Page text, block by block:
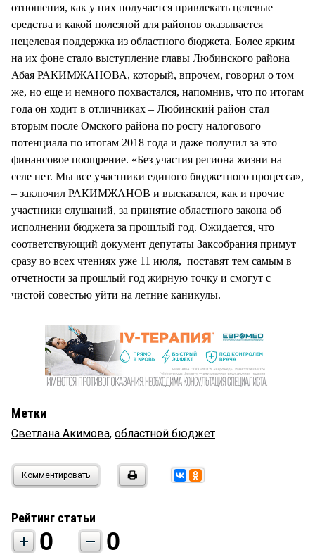
отношения, как у них получается привлекать целевые
средства и какой полезной для районов оказывается
нецелевая поддержка из областного бюджета. Более ярким
на их фоне стало выступление главы Любинского района
Абая РАКИМЖАНОВА, который, впрочем, говорил о том
же, но еще и немного похвастался, напомнив, что по итогам
года он ходит в отличниках – Любинский район стал
вторым после Омского района по росту налогового
потенциала по итогам 2018 года и даже получил за это
финансовое поощрение. «Без участия региона жизни на
селе нет. Мы все участники единого бюджетного процесса»,
– заключил РАКИМЖАНОВ и высказался, как и прочие
участники слушаний, за принятие областного закона об
исполнении бюджета за прошлый год. Ожидается, что
соответствующий документ депутаты Заксобрания примут
сразу во всех чтениях уже 11 июля, поставят тем самым в
отчетности за прошлый год жирную точку и смогут с
чистой совестью уйти на летние каникулы.
Метки
Светлана Акимова, областной бюджет
Комментировать
Рейтинг статьи
0 0